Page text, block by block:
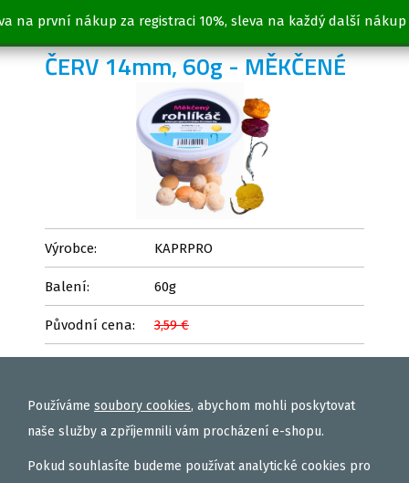
na první nákup za registraci 10%, sleva na každý další nákup
ROHLÍKOVÉ BOILIES HNIJÍCÍ
ČERV 14mm, 60g - MĚKČENÉ
Výrobce: KAPRPRO
Balení: 60g
Původní cena: 3,59 €
Vložit
Používáme soubory cookies, abychom mohli poskytovat
naše služby a zpříjemnili vám procházení e-shopu.
Pokud souhlasíte budeme používat analytické cookies pro